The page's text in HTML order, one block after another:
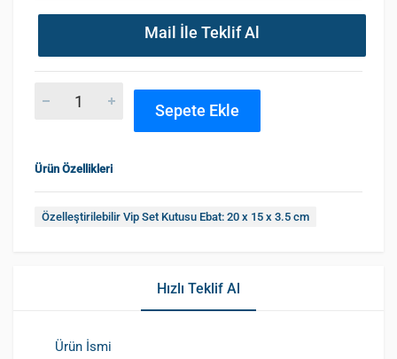
Mail İle Teklif Al
Sepete Ekle
Ürün Özellikleri
Özelleştirilebilir Vip Set Kutusu Ebat: 20 x 15 x 3.5 cm
Hızlı Teklif Al
Ürün İsmi